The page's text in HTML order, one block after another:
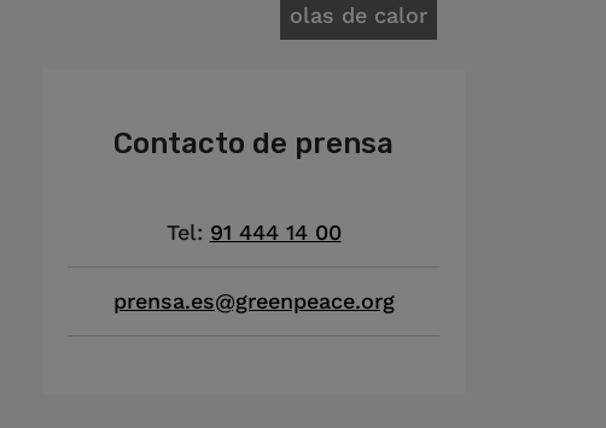
olas de calor
Contacto de prensa
Tel: 91 444 14 00
prensa.es@greenpeace.org